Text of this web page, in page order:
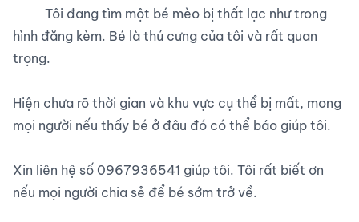
hình đăng kèm. Bé là thú cưng của tôi và rất quan
trọng.
Hiện chưa rõ thời gian và khu vực cụ thể bị mất, mong
mọi người nếu thấy bé ở đâu đó có thể báo giúp tôi.
Xin liên hệ số 0967936541 giúp tôi. Tôi rất biết ơn
nếu mọi người chia sẻ để bé sớm trở về.